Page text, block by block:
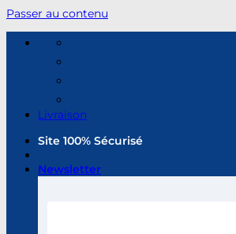
Passer au contenu
Livraison
Site 100% Sécurisé
Newsletter